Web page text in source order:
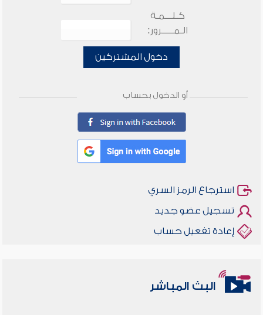
كـلـــمـة
الـمـــــرور:
دخول المشتركين
أو الدخول بحساب
استرجاع الرمز السري
تسجيل عضو جديد
إعادة تفعيل حساب
البث المباشر